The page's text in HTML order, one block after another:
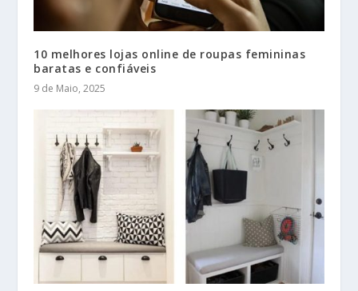
10 melhores lojas online de roupas femininas
baratas e confiáveis
9 de Maio, 2025